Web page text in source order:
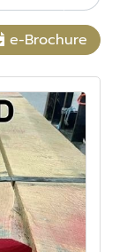
e-Brochure